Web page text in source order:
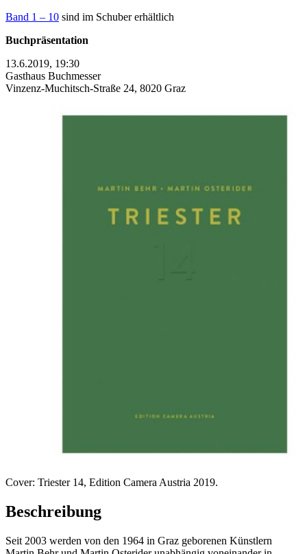
Band 1 – 10 sind im Schuber erhältlich
Buchpräsentation
13.6.2019, 19:30
Gasthaus Buchmesser
Vinzenz-Muchitsch-Straße 24, 8020 Graz
Cover: Triester 14, Edition Camera Austria 2019.
Beschreibung
Seit 2003 werden von den 1964 in Graz geborenen Künstlern